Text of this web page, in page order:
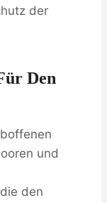
der
Den
und
den